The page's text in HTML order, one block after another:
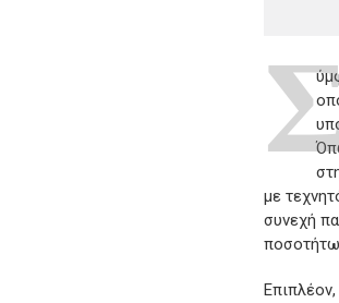
με
συνεχή